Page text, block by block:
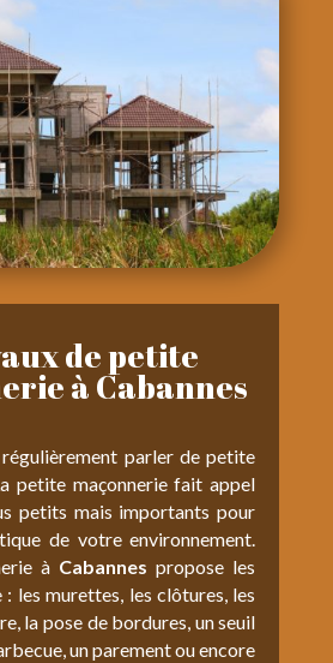
de petite
à Cabannes
parler de petite
petite maçonnerie fait appel
petits mais importants pour
de votre environnement.
à Cabannes propose les
les murettes, les clôtures, les
la pose de bordures, un seuil
un parement ou encore